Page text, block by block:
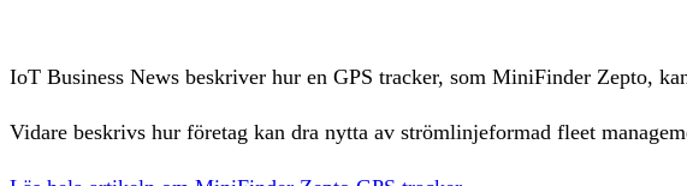
IoT Business News beskriver hur en GPS tracker, som MiniFinder Zepto,
Vidare beskrivs hur företag kan dra nytta av strömlinjeformad fleet